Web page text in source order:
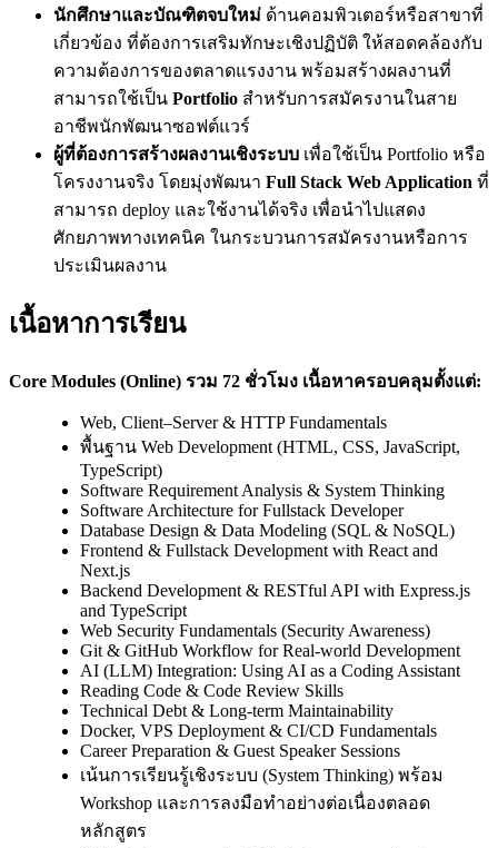
นักศึกษาและบัณฑิตจบใหม่ ด้านคอมพิวเตอร์หรือสาขาที่
เกี่ยวข้อง ที่ต้องการเสริมทักษะเชิงปฏิบัติ ให้สอดคล้องกับ
ความต้องการของตลาดแรงงาน พร้อมสร้างผลงานที่
สามารถใช้เป็น Portfolio สำหรับการสมัครงานในสาย
อาชีพนักพัฒนาซอฟต์แวร์
ผู้ที่ต้องการสร้างผลงานเชิงระบบ เพื่อใช้เป็น Portfolio หรือ
โครงงานจริง โดยมุ่งพัฒนา Full Stack Web Application ที่
สามารถ deploy และใช้งานได้จริง เพื่อนำไปแสดง
ศักยภาพทางเทคนิค ในกระบวนการสมัครงานหรือการ
ประเมินผลงาน
เนื้อหาการเรียน
Core Modules (Online) รวม 72 ชั่วโมง เนื้อหาครอบคลุมตั้งแต่:
Web, Client–Server & HTTP Fundamentals
พื้นฐาน Web Development (HTML, CSS, JavaScript,
TypeScript)
Software Requirement Analysis & System Thinking
Software Architecture for Fullstack Developer
Database Design & Data Modeling (SQL & NoSQL)
Frontend & Fullstack Development with React and
Next.js
Backend Development & RESTful API with Express.js
and TypeScript
Web Security Fundamentals (Security Awareness)
Git & GitHub Workflow for Real-world Development
AI (LLM) Integration: Using AI as a Coding Assistant
Reading Code & Code Review Skills
Technical Debt & Long-term Maintainability
Docker, VPS Deployment & CI/CD Fundamentals
Career Preparation & Guest Speaker Sessions
เน้นการเรียนรู้เชิงระบบ (System Thinking) พร้อม
Workshop และการลงมือทำอย่างต่อเนื่องตลอด
หลักสูตร